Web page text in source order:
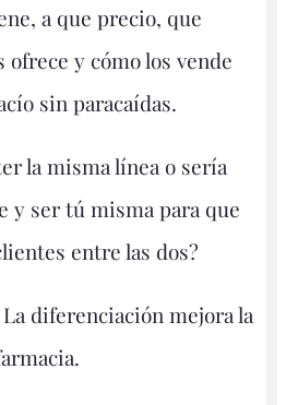
a que precio, que
ofrece y cómo los vende
sin paracaídas.
la misma línea o sería
y ser tú misma para que
entre las dos?
diferenciación mejora la